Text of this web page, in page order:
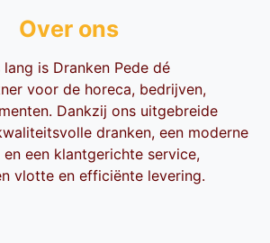
Over ons
is Dranken Pede dé
voor de horeca, bedrijven,
Dankzij ons uitgebreide
dranken, een moderne
een klantgerichte service,
vlotte en efficiënte levering.